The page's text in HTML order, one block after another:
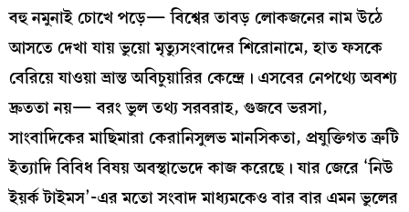
বহু নমুনাই চোখে পড়ে— বিশ্বের তাবড় লোকজনের নাম উঠে
আসতে দেখা যায় ভুয়ো মৃত্যুসংবাদের শিরোনামে, হাত ফসকে
বেরিয়ে যাওয়া ভ্রান্ত অবিচুয়ারির কেন্দ্রে। এসবের নেপথ্যে অবশ্য
দ্রুততা নয়— বরং ভুল তথ্য সরবরাহ, গুজবে ভরসা,
সাংবাদিকের মাছিমারা কেরানিসুলভ মানসিকতা, প্রযুক্তিগত ত্রুটি
ইত্যাদি বিবিধ বিষয় অবস্থাভেদে কাজ করেছে। যার জেরে ‘নিউ
ইয়র্ক টাইমস’-এর মতো সংবাদ মাধ্যমকেও বার বার এমন ভুলের